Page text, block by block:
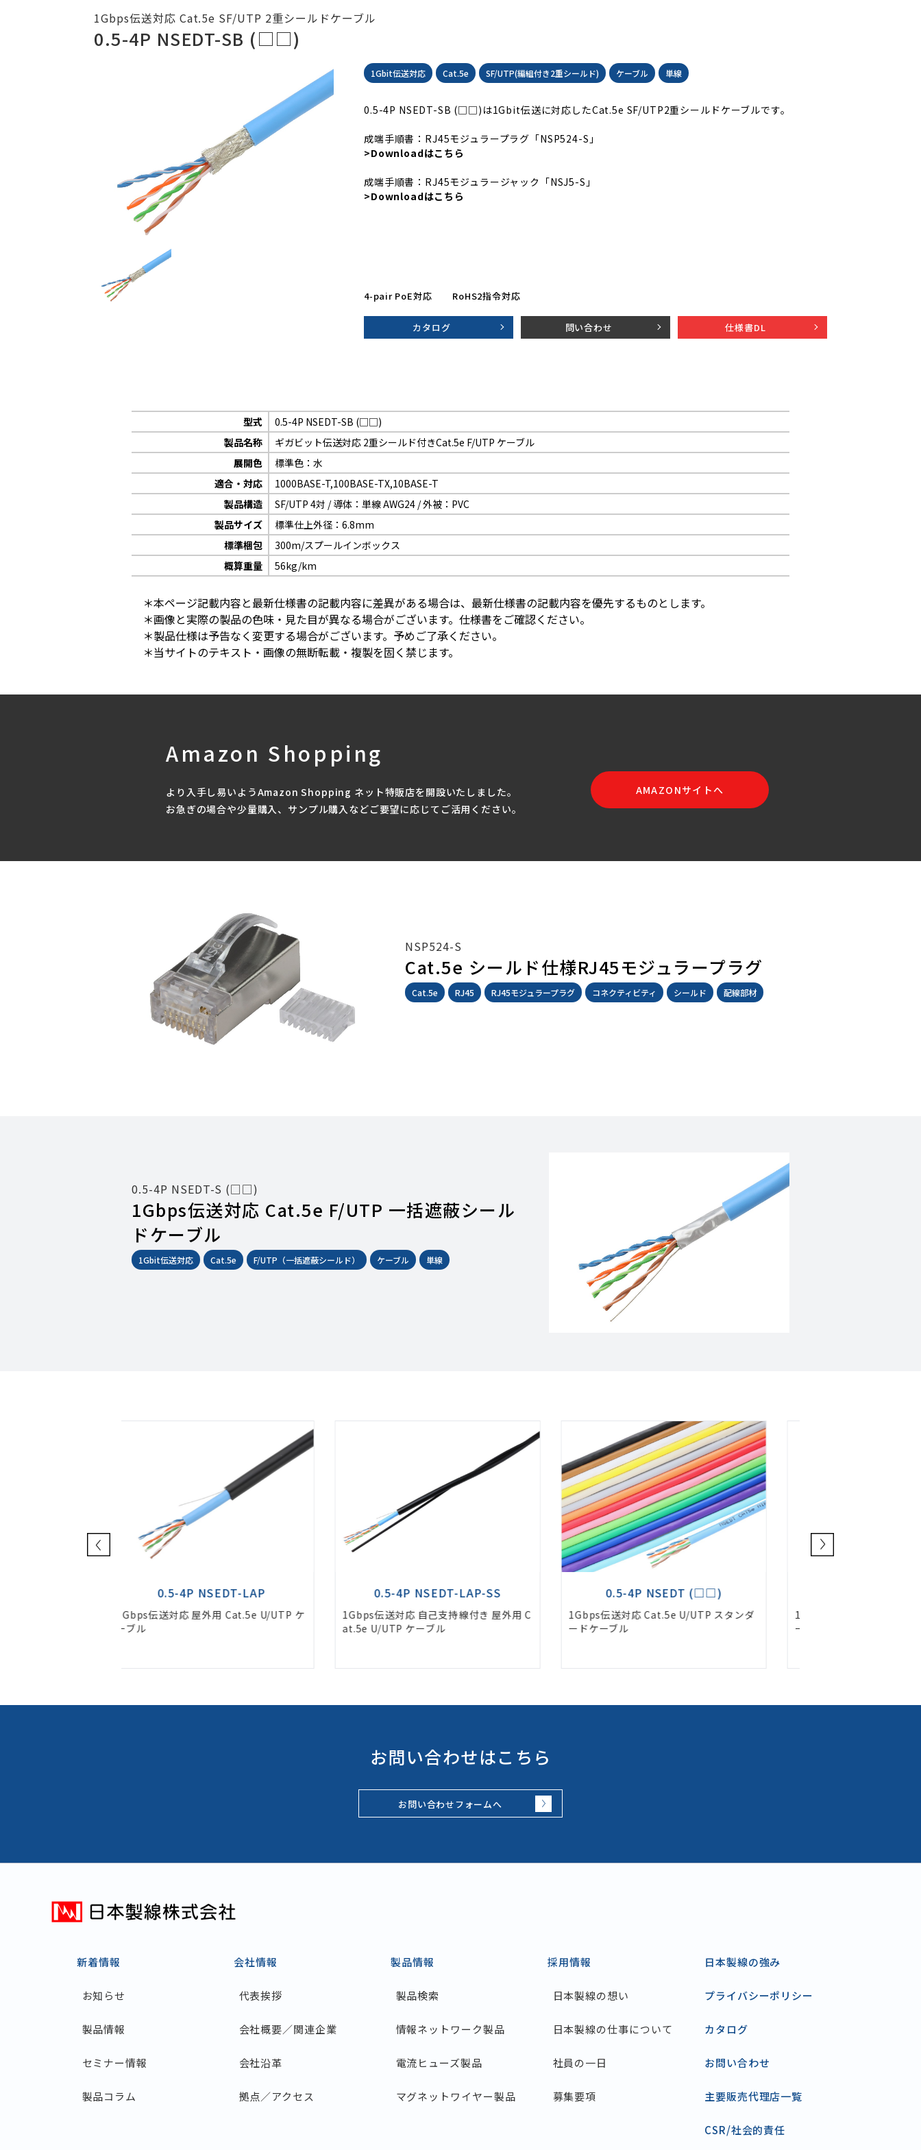
1Gbps伝送対応 Cat.5e SF/UTP 2重シールドケーブル
0.5-4P NSEDT-SB (□□)
1Gbit伝送対応 Cat.5e SF/UTP(編組付き2重シールド) ケーブル 単線
0.5-4P NSEDT-SB (□□)は1Gbit伝送に対応したCat.5e SF/UTP2重シールドケーブルです。
成端手順書：RJ45モジュラープラグ「NSP524-S 」
>Downloadはこちら
成端手順書：RJ45モジュラージャック「NSJ5-S」
>Downloadはこちら
4-pair PoE対応 RoHS2指令対応
カタログ 問い合わせ 仕様書DL
型式
0.5-4P NSEDT-SB (□□)
製品名称
ギガビット伝送対応 2重シールド付きCat.5e F/UTP ケーブル
展開色
標準色：水
適合・対応
1000BASE-T,100BASE-TX,10BASE-T
製品構造
SF/UTP 4対 / 導体：単線 AWG24 / 外被：PVC
製品サイズ
標準仕上外径：6.8mm
標準梱包
300m/スプールインボックス
概算重量
56kg/km
＊本ページ記載内容と最新仕様書の記載内容に差異がある場合は、最新仕様書の記載内容を優先するものとします。
＊画像と実際の製品の色味・見た目が異なる場合がございます。仕様書をご確認ください。
＊製品仕様は予告なく変更する場合がございます。予めご了承ください。
＊当サイトのテキスト・画像の無断転載・複製を固く禁じます。
Amazon Shopping
より入手し易いようAmazon Shopping ネット特販店を開設いたしました。
お急ぎの場合や少量購入、サンプル購入などご要望に応じてご活用ください。
AMAZONサイトへ
NSP524-S
Cat.5e シールド仕様RJ45モジュラープラグ
Cat.5e RJ45 RJ45モジュラープラグ コネクティビティ シールド 配線部材
0.5-4P NSEDT-S (□□)
1Gbps伝送対応 Cat.5e F/UTP 一括遮蔽シール
ドケーブル
1Gbit伝送対応 Cat.5e F/UTP（一括遮蔽シールド） ケーブル 単線
0.5-4P NSEDT-LAP-SS
1Gbps伝送対応 自己支持線付き 屋外用 C
at.5e U/UTP ケーブル
0.5-4P NSEDT (□□)
1Gbps伝送対応 Cat.5e U/UTP スタンダ
ードケーブル
4P NSEDT-PC (□□)
1Gbps伝送対応 Cat.5e U/UTP スタンダ
ードケーブル
お問い合わせはこちら
お問い合わせフォームへ
新着情報
お知らせ
製品情報
セミナー情報
製品コラム
会社情報
代表挨拶
会社概要／関連企業
会社沿革
拠点／アクセス
製品情報
製品検索
情報ネットワーク製品
電流ヒューズ製品
マグネットワイヤー製品
採用情報
日本製線の想い
日本製線の仕事について
社員の一日
募集要項
日本製線の強み
プライバシーポリシー
カタログ
お問い合わせ
主要販売代理店一覧
CSR/社会的責任